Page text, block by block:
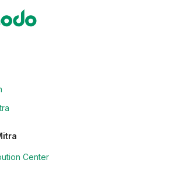
Center